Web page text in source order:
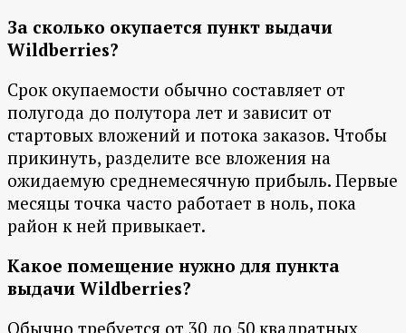
За сколько окупается пункт выдачи
Wildberries?
Срок окупаемости обычно составляет от
полугода до полутора лет и зависит от
стартовых вложений и потока заказов. Чтобы
прикинуть, разделите все вложения на
ожидаемую среднемесячную прибыль. Первые
месяцы точка часто работает в ноль, пока
район к ней привыкает.
Какое помещение нужно для пункта
выдачи Wildberries?
Обычно требуется от 30 до 50 квадратных